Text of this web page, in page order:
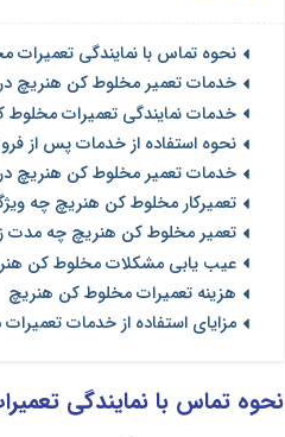
نحوه تماس با نمایندگی تعمیرات
خدمات تعمیر مخلوط کن هنریچ
خدمات نمایندگی تعمیرات
نحوه استفاده از خدمات پس از
خدمات تعمیر مخلوط کن هنریچ
تعمیرکار مخلوط کن هنریچ چه
تعمیر مخلوط کن هنریچ چه مدت
عیب یابی مشکلات مخلوط کن
هزینه تعمیرات مخلوط کن هنریچ
مزایای استفاده از خدمات
نحوه تماس با نمایندگی